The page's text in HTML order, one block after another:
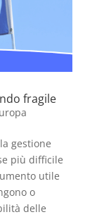
fragile
gestione
più difficile
utile
o
delle